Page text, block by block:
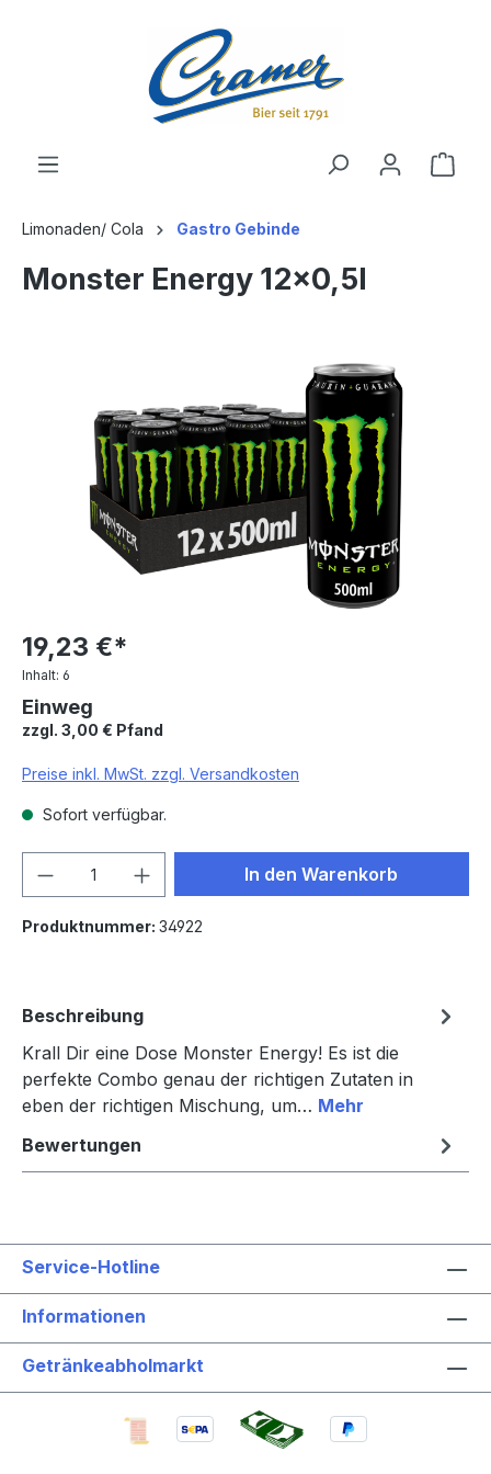
Limonaden/ Cola Gastro Gebinde
Monster Energy 12x0,5l
19,23 €*
Inhalt: 6
Einweg
zzgl. 3,00 € Pfand
Preise inkl. MwSt. zzgl. Versandkosten
Sofort verfügbar.
Produkt Anzahl: Gib denIn den Warenkorb
Produktnummer: 34922
Beschreibung
Krall Dir eine Dose Monster Energy! Es ist die
perfekte Combo genau der richtigen Zutaten in
eben der richtigen Mischung, um… Mehr
Bewertungen
Service-Hotline
Informationen
Getränkeabholmarkt